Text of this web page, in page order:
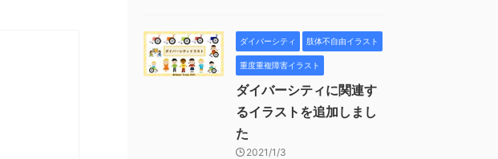
ダイバーシティ 肢体不自由イラスト
重度重複障害イラスト
ダイバーシティに関連す
るイラストを追加しまし
た
2021/1/3